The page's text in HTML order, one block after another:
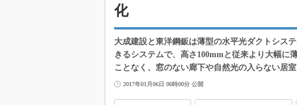
化
大成建設と東洋鋼鈑は薄型の水平光ダクトシス
きるシステムで、高さ100mmと従来より大幅に
ことなく、窓のない廊下や自然光の入らない居
2017年01月06日 06時00分 公開